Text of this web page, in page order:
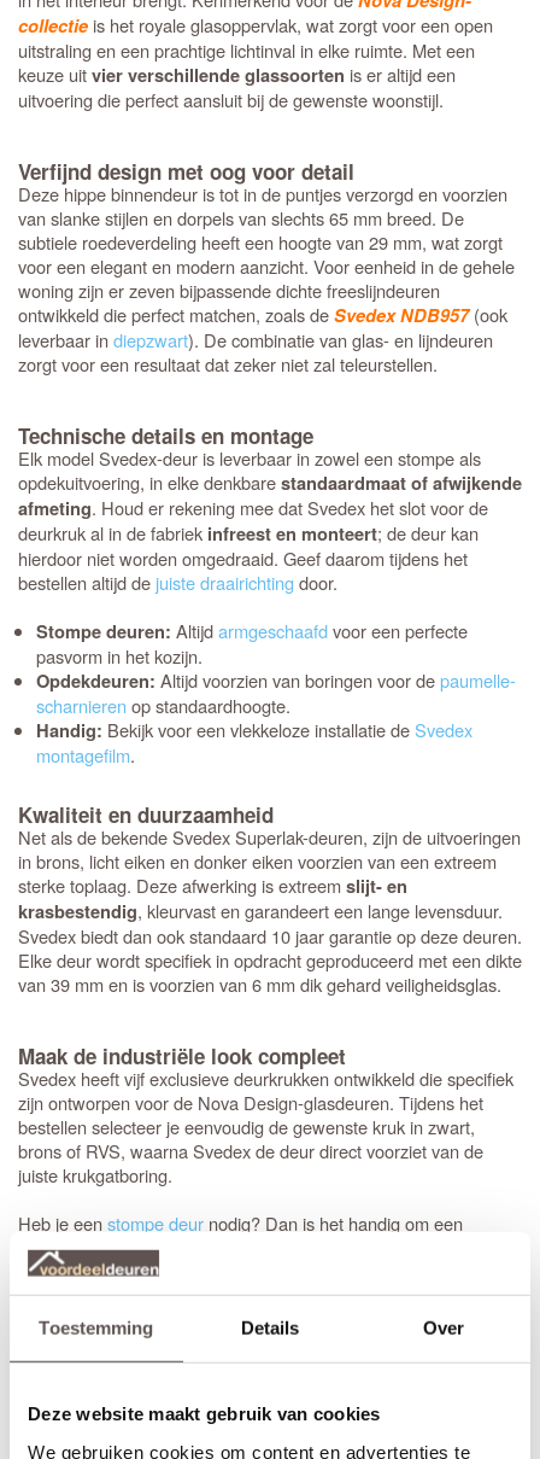
Toestemming Details Over
Deze website maakt gebruik van cookies
We gebruiken cookies om content en advertenties te
collectie is het royale glasoppervlak, wat zorgt voor een open
uitstraling en een prachtige lichtinval in elke ruimte. Met een
keuze uitvier verschillende glassoorten is er altijd een
uitvoering die perfect aansluit bij de gewenste woonstijl.
Verfijnd design met oog voor detail
Deze hippe binnendeur is tot in de puntjes verzorgd en voorzien
van slanke stijlen en dorpels van slechts 65 mm breed. De
subtiele roedeverdeling heeft een hoogte van 29 mm, wat zorgt
voor een elegant en modern aanzicht. Voor eenheid in de gehele
woning zijn er zeven bijpassende dichte freeslijndeuren
ontwikkeld die perfect matchen, zoals deSvedex NDB957(ook
leverbaar indiepzwart). De combinatie van glas- en lijndeuren
zorgt voor een resultaat dat zeker niet zal teleurstellen.
Technische details en montage
Elk model Svedex-deur is leverbaar in zowel een stompe als
opdekuitvoering, in elke denkbarestandaardmaat of afwijkende
afmeting. Houd er rekening mee dat Svedex het slot voor de
deurkruk al in de fabriek infreest en monteert; de deur kan
hierdoor niet worden omgedraaid. Geef daarom tijdens het
bestellen altijd de juiste draairichtingdoor.
Stompe deuren: Altijdarmgeschaafdvoor een perfecte
pasvorm in het kozijn.
Opdekdeuren: Altijd voorzien van boringen voor depaumelle-
scharnieren op standaardhoogte.
Handig: Bekijk voor een vlekkeloze installatie deSvedex
montagefilm.
Kwaliteit en duurzaamheid
Net als de bekende Svedex Superlak-deuren, zijn de uitvoeringen
in brons, licht eiken en donker eiken voorzien van een extreem
sterke toplaag. Deze afwerking is extreemslijt- en
krasbestendig, kleurvast en garandeert een lange levensduur.
Svedex biedt dan ook standaard 10 jaar garantie op deze deuren.
Elke deur wordt specifiek in opdracht geproduceerd met een dikte
van 39 mm en is voorzien van 6 mm dik gehard veiligheidsglas.
Maak de industriële look compleet
Svedex heeft vijf exclusieve deurkrukken ontwikkeld die specifiek
zijn ontworpen voor de Nova Design-glasdeuren. Tijdens het
bestellen selecteer je eenvoudig de gewenste kruk in zwart,
brons of RVS, waarna Svedex de deur direct voorziet van de
juiste krukgatboring.
Heb je eenstompe deur nodig? Dan is het handig om een
montageset voor stompe deuren
ontwikkelde scharnieren vallen wel in de krozingen in het kozijn,
maar worden op de deur gemonteerd (zonder nieuwe
inkepingen). De montage is eenvoudig, past in elke situatie en
voorkomt beschadigingen aan de nieuw afgelakte deur.
op de juiste hoogtevoor de paumelle-scharnieren.